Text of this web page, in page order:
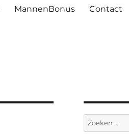
MannenBonus Contact